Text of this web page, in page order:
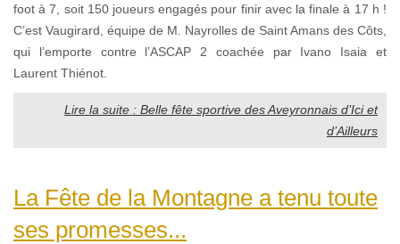
foot à 7, soit 150 joueurs engagés pour finir avec la finale à 17 h !
C’est Vaugirard, équipe de M. Nayrolles de Saint Amans des Côts,
qui l’emporte contre l’ASCAP 2 coachée par Ivano Isaia et
Laurent Thiénot.
Lire la suite : Belle fête sportive des Aveyronnais d’Ici et
d’Ailleurs
La Fête de la Montagne a tenu toute
ses promesses...